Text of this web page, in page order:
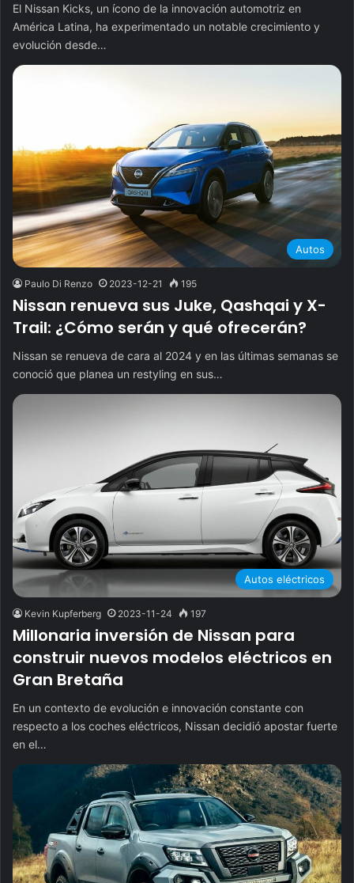
El Nissan Kicks, un ícono de la innovación automotriz en
América Latina, ha experimentado un notable crecimiento y
evolución desde…
Autos
Paulo Di Renzo 2023-12-21 195
Nissan renueva sus Juke, Qashqai y X-
Trail: ¿Cómo serán y qué ofrecerán?
Nissan se renueva de cara al 2024 y en las últimas semanas se
conoció que planea un restyling en sus…
Autos eléctricos
Kevin Kupferberg 2023-11-24 197
Millonaria inversión de Nissan para
construir nuevos modelos eléctricos en
Gran Bretaña
En un contexto de evolución e innovación constante con
respecto a los coches eléctricos, Nissan decidió apostar fuerte
en el…